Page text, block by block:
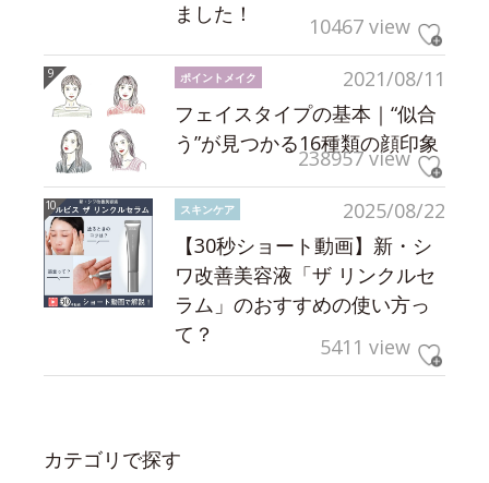
ました！
10467 view
2021/08/11
ポイントメイク
フェイスタイプの基本｜“似合
う”が見つかる16種類の顔印象
238957 view
2025/08/22
スキンケア
【30秒ショート動画】新・シ
ワ改善美容液「ザ リンクルセ
ラム」のおすすめの使い方っ
て？
5411 view
カテゴリで探す